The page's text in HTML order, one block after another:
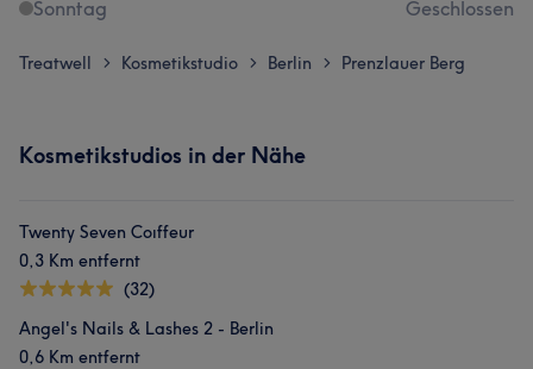
Sonntag
Geschlossen
Treatwell > Kosmetikstudio > Berlin > Prenzlauer Berg
Kosmetikstudios in der Nähe
Twenty Seven Coıffeur
0,3 Km entfernt
(32)
Angel's Nails & Lashes 2 - Berlin
0,6 Km entfernt